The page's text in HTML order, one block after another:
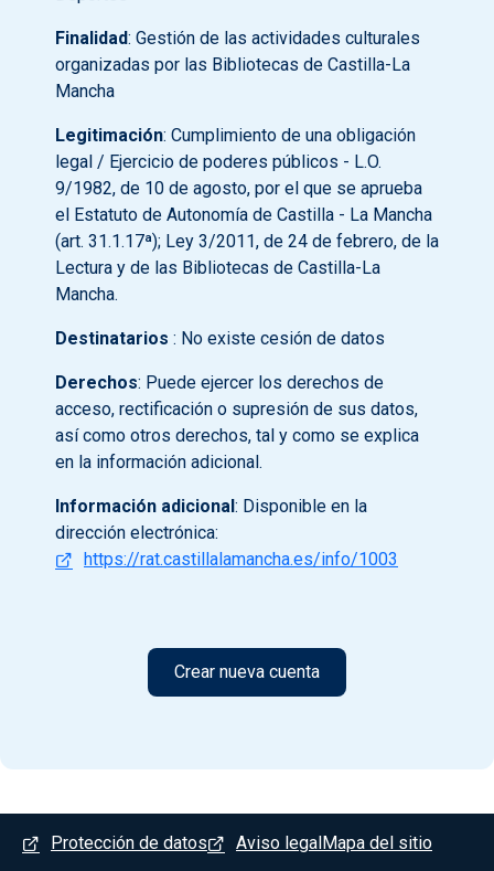
Finalidad: Gestión de las actividades culturales
organizadas por las Bibliotecas de Castilla-La
Mancha
Legitimación: Cumplimiento de una obligación
legal / Ejercicio de poderes públicos - L.O.
9/1982, de 10 de agosto, por el que se aprueba
el Estatuto de Autonomía de Castilla - La Mancha
(art. 31.1.17ª); Ley 3/2011, de 24 de febrero, de la
Lectura y de las Bibliotecas de Castilla-La
Mancha.
Destinatarios : No existe cesión de datos
Derechos: Puede ejercer los derechos de
acceso, rectificación o supresión de sus datos,
así como otros derechos, tal y como se explica
en la información adicional.
Información adicional : Disponible en la
dirección electrónica:
https://rat.castillalamancha.es/info/1003
Menú del pie
Protección de datos Aviso legal Mapa del sitio